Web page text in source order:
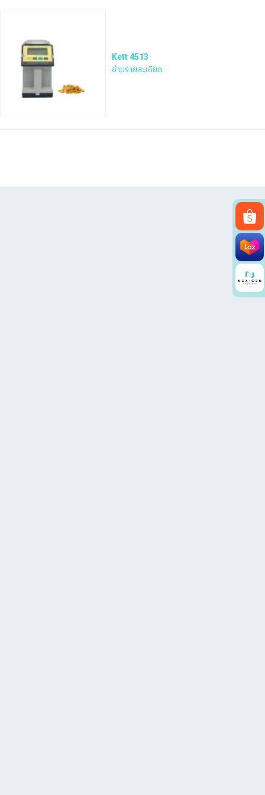
Kett 4513
อ่านรายละเอียด